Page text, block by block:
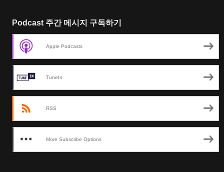
Podcast 주간 메시지 구독하기
Apple Podcasts
TuneIn
RSS
More Subscribe Options